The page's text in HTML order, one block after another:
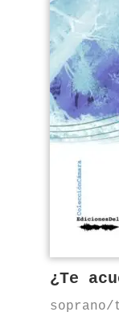
¿Te